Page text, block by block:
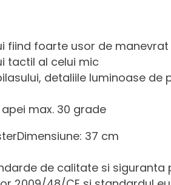
fiind foarte usor de manevrat
tactil al celui mic
detaliile luminoase
max. 30 grade
37 cm
de calitate si